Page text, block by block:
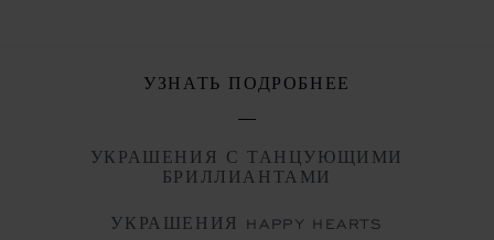
УЗНАТЬ ПОДРОБНЕЕ
УКРАШЕНИЯ С ТАНЦУЮЩИМИ
БРИЛЛИАНТАМИ
УКРАШЕНИЯ HAPPY HEARTS